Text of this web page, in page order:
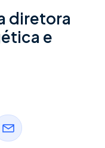
diretora
e